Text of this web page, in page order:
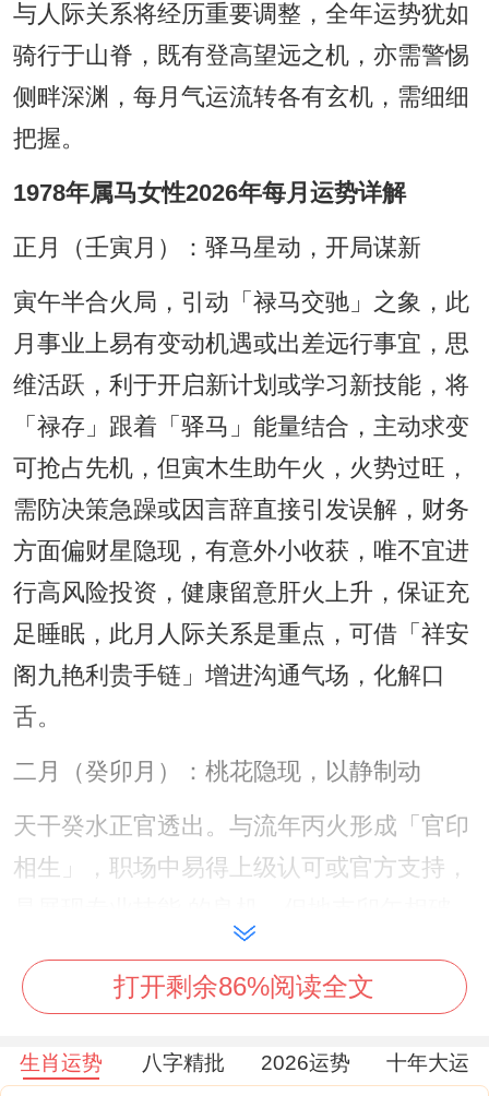
与人际关系将经历重要调整，全年运势犹如
骑行于山脊，既有登高望远之机，亦需警惕
侧畔深渊，每月气运流转各有玄机，需细细
把握。
1978年属马女性2026年每月运势详解
正月（壬寅月）：驿马星动，开局谋新
寅午半合火局，引动「禄马交驰」之象，此
月事业上易有变动机遇或出差远行事宜，思
维活跃，利于开启新计划或学习新技能，将
「禄存」跟着「驿马」能量结合，主动求变
可抢占先机，但寅木生助午火，火势过旺，
需防决策急躁或因言辞直接引发误解，财务
方面偏财星隐现，有意外小收获，唯不宜进
行高风险投资，健康留意肝火上升，保证充
足睡眠，此月人际关系是重点，可借「祥安
阁九艳利贵手链」增进沟通气场，化解口
舌。
二月（癸卯月）：桃花隐现，以静制动
天干癸水正官透出。与流年丙火形成「官印
相生」，职场中易得上级认可或官方支持，
形成「破太岁」之余韵，需特别注意合同细
节与合作关系，容易有隐性损耗或人情纠
但关系易流于模糊，难有实质进展，健康方
打开剩余86%阅读全文
生肖运势 八字精批 2026运势 十年大运